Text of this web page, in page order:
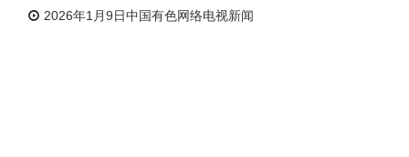
2026年1月9日中国有色网络电视新闻